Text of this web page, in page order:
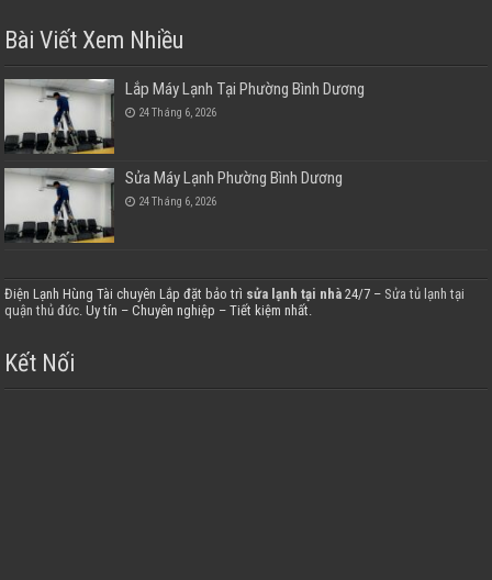
Bài Viết Xem Nhiều
Lắp Máy Lạnh Tại Phường Bình Dương
24 Tháng 6, 2026
Sửa Máy Lạnh Phường Bình Dương
24 Tháng 6, 2026
Điện Lạnh Hùng Tài chuyên Lắp đặt bảo trì sửa lạnh tại nhà 24/7 – Sửa tủ lạnh tại
quận thủ đức. Uy tín – Chuyên nghiệp – Tiết kiệm nhất.
Kết Nối